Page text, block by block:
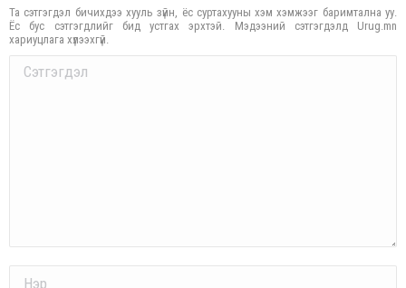
Та сэтгэгдэл бичихдээ хууль зүйн, ёс суртахууны хэм хэмжээг баримтална уу.
Ёс бус сэтгэгдлийг бид устгах эрхтэй. Мэдээний сэтгэгдэлд Urug.mn
хариуцлага хүлээхгүй.
Comment